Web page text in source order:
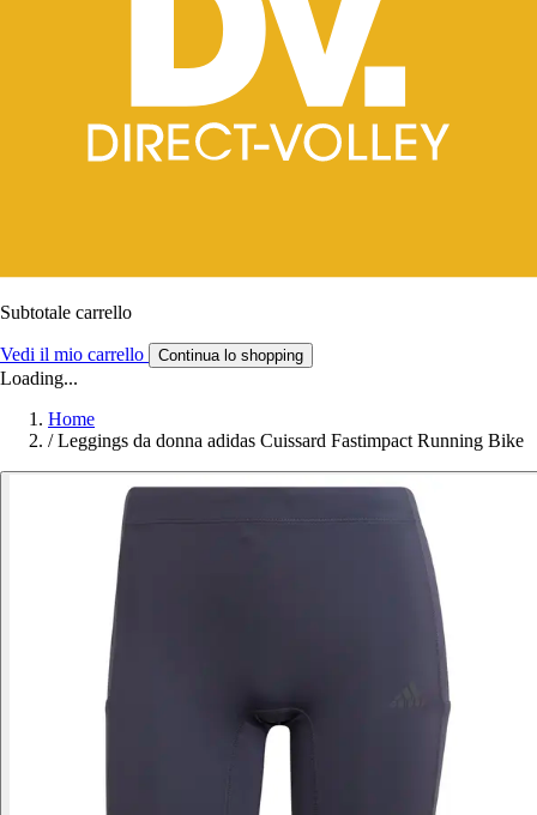
Subtotale carrello
Vedi il mio carrello Continua lo shopping
Loading...
Home
/ Leggings da donna adidas Cuissard Fastimpact Running Bike